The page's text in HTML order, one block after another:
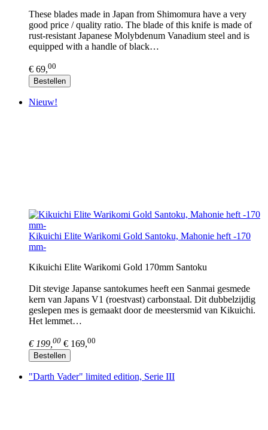
These blades made in Japan from Shimomura have a very
good price / quality ratio. The blade of this knife is made of
rust-resistant Japanese Molybdenum Vanadium steel and is
equipped with a handle of black…
€ 69,00
Bestellen
Nieuw!
Kikuichi Elite Warikomi Gold Santoku, Mahonie heft -170
mm-
Kikuichi Elite Warikomi Gold 170mm Santoku
Dit stevige Japanse santokumes heeft een Sanmai gesmede
kern van Japans V1 (roestvast) carbonstaal. Dit dubbelzijdig
geslepen mes is gemaakt door de meestersmid van Kikuichi.
Het lemmet…
€ 199,00 € 169,00
Bestellen
"Darth Vader" limited edition, Serie III